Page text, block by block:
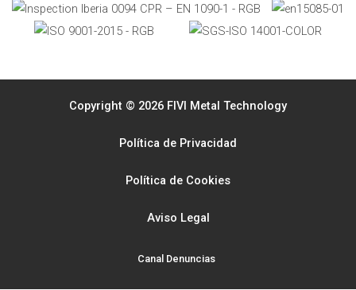
Copyright © 2026 FIVI Metal Technology
Política de Privacidad
Política de Cookies
Aviso Legal
Canal Denuncias